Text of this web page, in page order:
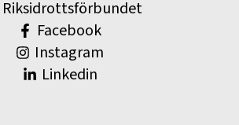
Riksidrottsförbundet
Facebook
Instagram
Linkedin